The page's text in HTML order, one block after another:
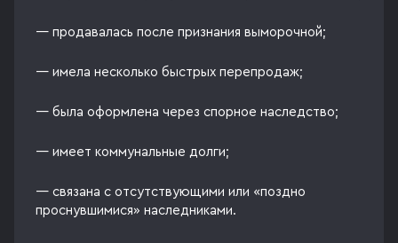
— продавалась после признания выморочной;
— имела несколько быстрых перепродаж;
— была оформлена через спорное наследство;
— имеет коммунальные долги;
— связана с отсутствующими или «поздно
проснувшимися» наследниками.